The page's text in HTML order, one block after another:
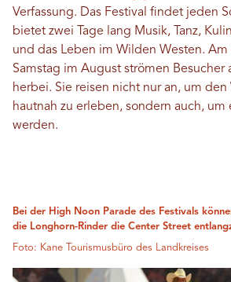
Verfassung. Das Festival findet jeden
bietet zwei Tage lang Musik, Tanz,
und das Leben im Wilden Westen.
Samstag im August strömen Besucher
herbei. Sie reisen nicht nur an, um
hautnah zu erleben, sondern auch, um
werden.
Bei der High Noon Parade des Festivals
die Longhorn-Rinder die Center Street
Foto: Kane Tourismusbüro des Landkreises